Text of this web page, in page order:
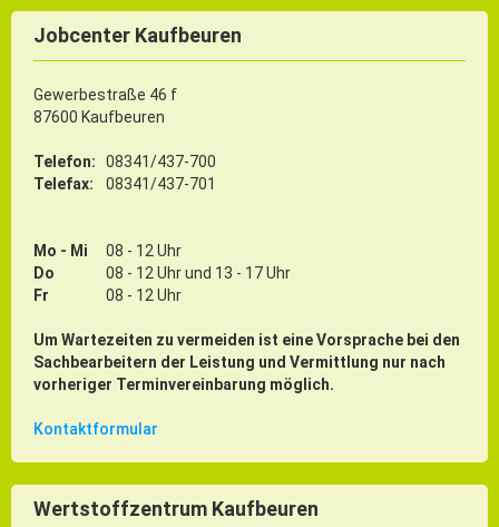
Jobcenter Kaufbeuren
Gewerbestraße 46 f
87600 Kaufbeuren
Telefon:
08341/437-700
Telefax:
08341/437-701
Mo - Mi
08 - 12 Uhr
Do
08 - 12 Uhr und 13 - 17 Uhr
Fr
08 - 12 Uhr
Um Wartezeiten zu vermeiden ist eine Vorsprache bei den
Sachbearbeitern der Leistung und Vermittlung nur nach
vorheriger Terminvereinbarung möglich.
Kontaktformular
Wertstoffzentrum Kaufbeuren